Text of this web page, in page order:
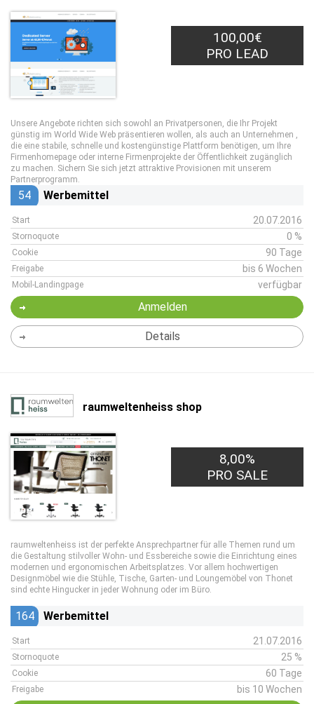
100,00€
PRO LEAD
Unsere Angebote richten sich sowohl an Privatpersonen, die Ihr Projekt
günstig im World Wide Web präsentieren wollen, als auch an Unternehmen ,
die eine stabile, schnelle und kostengünstige Plattform benötigen, um Ihre
Firmenhomepage oder interne Firmenprojekte der Öffentlichkeit zugänglich
zu machen. Sichern Sie sich jetzt attraktive Provisionen mit unserem
Partnerprogramm.
54 Werbemittel
Start 20.07.2016
Stornoquote 0 %
Cookie 90 Tage
Freigabe bis 6 Wochen
Mobil-Landingpage verfügbar
Anmelden
Details
raumweltenheiss shop
8,00%
PRO SALE
raumweltenheiss ist der perfekte Ansprechpartner für alle Themen rund um
die Gestaltung stilvoller Wohn- und Essbereiche sowie die Einrichtung eines
modernen und ergonomischen Arbeitsplatzes. Vor allem hochwertigen
Designmöbel wie die Stühle, Tische, Garten- und Loungemöbel von Thonet
sind echte Hingucker in jeder Wohnung oder im Büro.
164 Werbemittel
Start 21.07.2016
Stornoquote 25 %
Cookie 60 Tage
Freigabe bis 10 Wochen